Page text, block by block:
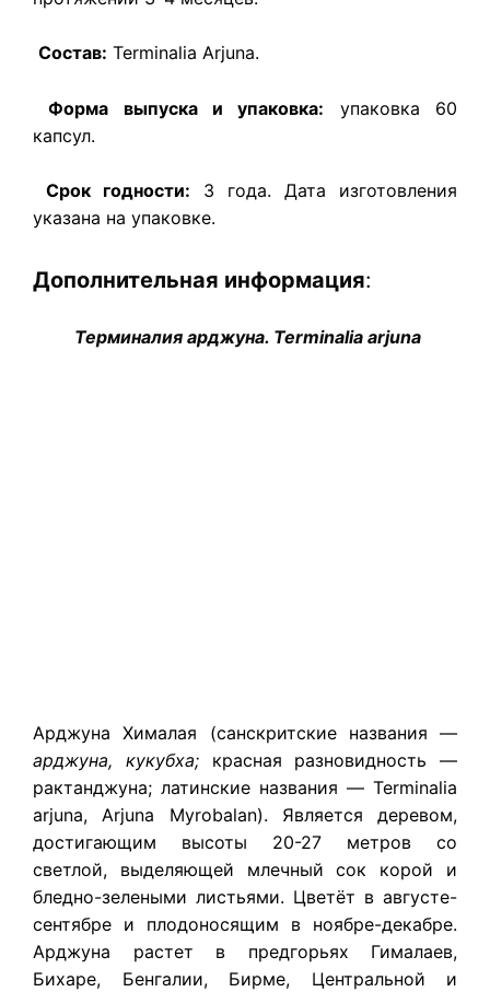
Состав: Terminalia Arjuna.
Форма выпуска и упаковка: упаковка 60
капсул.
Срок годности: 3 года. Дата изготовления
указана на упаковке.
Дополнительная информация:
Терминалия арджуна. Terminalia arjuna
Арджуна Хималая (санскритские названия —
арджуна, кукубха;красная разновидность —
рактанджуна; латинские названия — Terminalia
arjuna, Arjuna Myrobalan). Является деревом,
достигающим высоты 20-27 метров со
светлой, выделяющей млечный сок корой и
бледно-зелеными листьями. Цветёт в августе-
сентябре и плодоносящим в ноябре-декабре.
Арджуна растет в предгорьях Гималаев,
Бихаре, Бенгалии, Бирме, Центральной и